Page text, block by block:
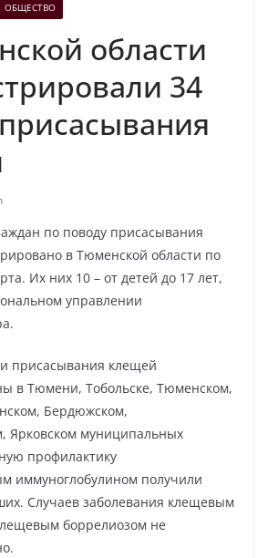
ОБЩЕСТВО
области
34
по поводу присасывания
в Тюменской области по
Их них 10 – от детей до 17 лет,
управлении
присасывания клещей
в Тюмени, Тобольске, Тюменском,
Бердюжском,
Ярковском муниципальных
профилактику
иммуноглобулином получили
Случаев заболевания клещевым
боррелиозом не